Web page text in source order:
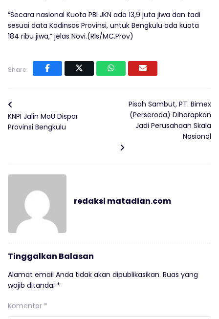
“Secara nasional Kuota PBI JKN ada 13,9 juta jiwa dan tadi
sesuai data Kadinsos Provinsi, untuk Bengkulu ada kuota
184 ribu jiwa,” jelas Novi.(Rls/MC.Prov)
Share:
KNPI Jalin MoU Dispar
Provinsi Bengkulu
Pisah Sambut, PT. Bimex
(Perseroda) Diharapkan
Jadi Perusahaan Skala
Nasional
redaksi matadian.com
Tinggalkan Balasan
Alamat email Anda tidak akan dipublikasikan. Ruas yang
wajib ditandai *
Komentar *